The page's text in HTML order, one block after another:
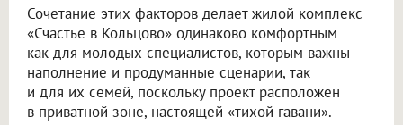
Сочетание этих факторов делает жилой комплекс
«Счастье в Кольцово» одинаково комфортным
как для молодых специалистов, которым важны
наполнение и продуманные сценарии, так
и для их семей, поскольку проект расположен
в приватной зоне, настоящей «тихой гавани».